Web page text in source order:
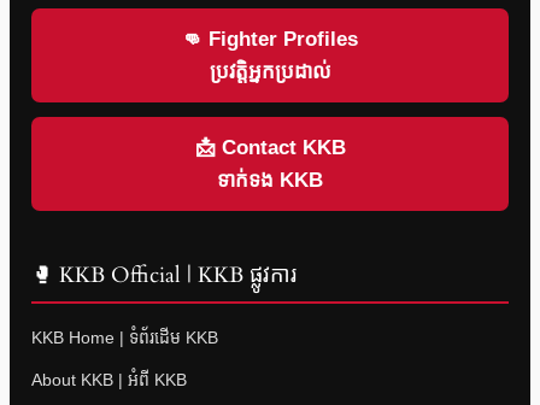
👊 Fighter Profiles
ប្រវត្តិអ្នកប្រដាល់
📩 Contact KKB
ទាក់ទង KKB
🥊 KKB Official | KKB ផ្លូវការ
KKB Home | ទំព័រដើម KKB
About KKB | អំពី KKB